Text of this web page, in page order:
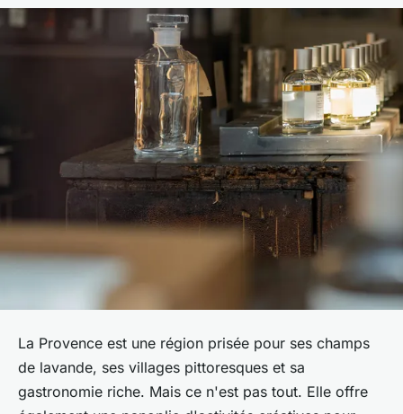
La Provence est une région prisée pour ses champs
de lavande, ses villages pittoresques et sa
gastronomie riche. Mais ce n'est pas tout. Elle offre